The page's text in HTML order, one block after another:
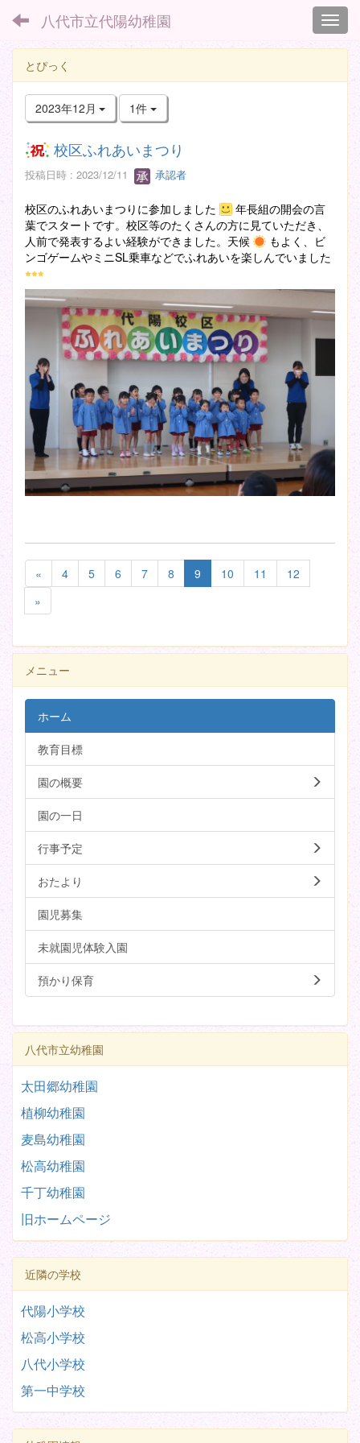
八代市立代陽幼稚園
とぴっく
2023年12月 1件
校区ふれあいまつり
投稿日時 : 2023/12/11 承認者
校区のふれあいまつりに参加しました
年長組の開会の言
葉でスタートです。校区等のたくさんの方に見ていただき、
人前で発表するよい経験ができました。天候
もよく、ビ
ンゴゲームやミニSL乗車などでふれあいを楽しんでいました
« 4 5 6 7 8 9 10 11
12
»
メニュー
ホーム
教育目標
園の概要
園の一日
行事予定
おたより
園児募集
未就園児体験入園
預かり保育
八代市立幼稚園
太田郷幼稚園
植柳幼稚園
麦島幼稚園
松高幼稚園
千丁幼稚園
旧ホームページ
近隣の学校
代陽小学校
松高小学校
八代小学校
第一中学校